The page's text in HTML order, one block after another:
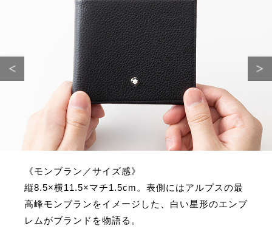
《モンブラン／サイズ感》
縦8.5×横11.5×マチ1.5cm。表側にはアルプスの最
高峰モンブランをイメージした、白い星形のエンブ
レムがブランドを物語る。